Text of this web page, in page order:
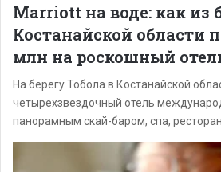
Marriott на воде: как из
Костанайской области
млн на роскошный
На берегу Тобола в Костанайской
четырехзвездочный отель
панорамным скай-баром, спа,